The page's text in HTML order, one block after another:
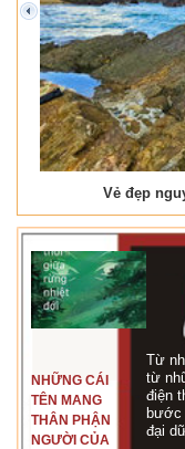
Vẻ đẹp
prev
NHỮNG CÁI
TÊN MANG
THÂN PHẬN
NGƯỜI CỦA
Từ
từ
điện
bước
đại